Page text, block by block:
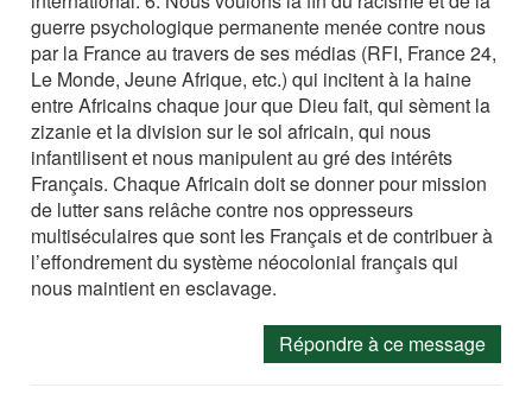
guerre psychologique permanente menée contre nous
par la France au travers de ses médias (RFI, France 24,
Le Monde, Jeune Afrique, etc.) qui incitent à la haine
entre Africains chaque jour que Dieu fait, qui sèment la
zizanie et la division sur le sol africain, qui nous
infantilisent et nous manipulent au gré des intérêts
Français. Chaque Africain doit se donner pour mission
de lutter sans relâche contre nos oppresseurs
multiséculaires que sont les Français et de contribuer à
l’effondrement du système néocolonial français qui
nous maintient en esclavage.
Répondre à ce message